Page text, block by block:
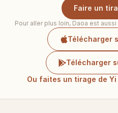
Faire un
Pour aller plus loin, Daoa est
Télécharger
Télécharger
Ou faites un tirage de